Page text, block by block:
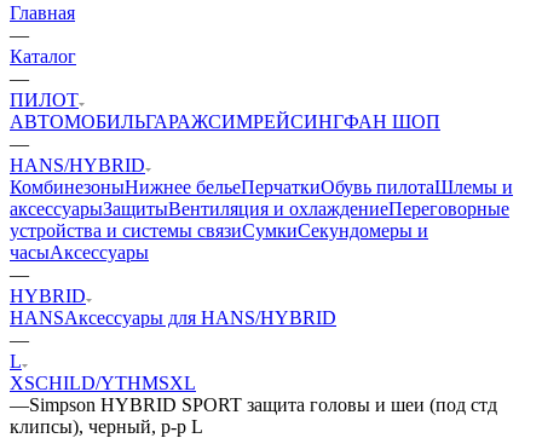
Главная
—
Каталог
—
ПИЛОТ
АВТОМОБИЛЬГАРАЖСИМРЕЙСИНГФАН ШОП
—
HANS/HYBRID
КомбинезоныНижнее бельеПерчаткиОбувь пилотаШлемы и
аксессуарыЗащитыВентиляция и охлаждениеПереговорные
устройства и системы связиСумкиСекундомеры и
часыАксессуары
—
HYBRID
HANSАксессуары для HANS/HYBRID
—
L
XSCHILD/YTHMSXL
—Simpson HYBRID SPORT защита головы и шеи (под стд
клипсы), черный, р-р L